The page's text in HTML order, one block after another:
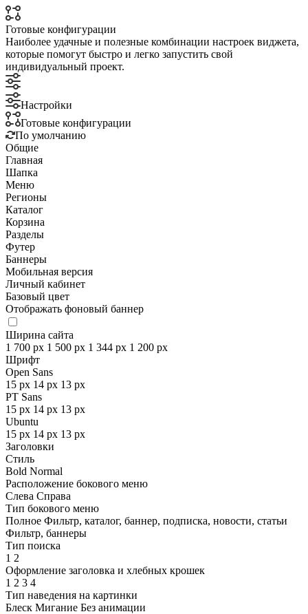
Готовые конфигурации
Наиболее удачные и полезные комбинации настроек виджета,
которые помогут быстро и легко запустить свой
индивидуальный проект.
Настройки
Готовые конфигурации
По умолчанию
Общие
Главная
Шапка
Меню
Регионы
Каталог
Корзина
Разделы
Футер
Баннеры
Мобильная версия
Личный кабинет
Базовый цвет
Отображать фоновый баннер
Ширина сайта
1 700 px 1 500 px 1 344 px 1 200 px
Шрифт
Open Sans
15 px 14 px 13 px
PT Sans
15 px 14 px 13 px
Ubuntu
15 px 14 px 13 px
Заголовки
Стиль
Bold Normal
Расположение бокового меню
Слева Справа
Тип бокового меню
Полное Фильтр, каталог, баннер, подписка, новости, статьи
Фильтр, баннеры
Тип поиска
1 2
Оформление заголовка и хлебных крошек
1 2 3 4
Тип наведения на картинки
Блеск Мигание Без анимации